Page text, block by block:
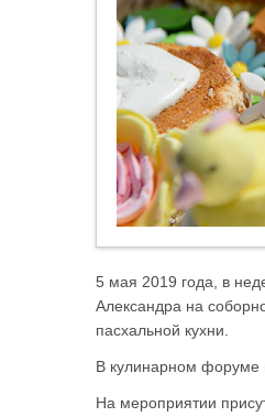
5 мая 2019 года, в
Александра на
пасхальной кухни.
В кулинарном форуме
На мероприятии